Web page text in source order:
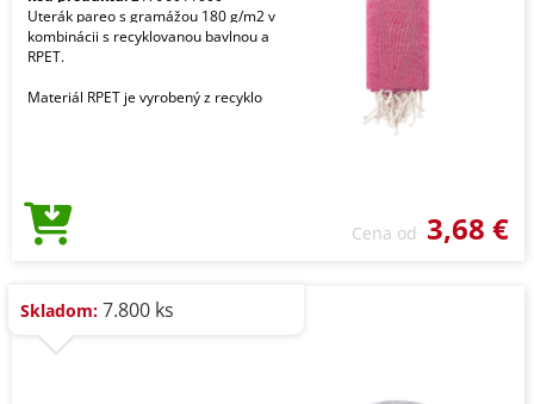
Uterák pareo s gramážou 180 g/m2 v
kombinácii s recyklovanou bavlnou a
RPET.
Materiál RPET je vyrobený z recyklo
Cena od 3,68 €
Skladom: 7.800 ks